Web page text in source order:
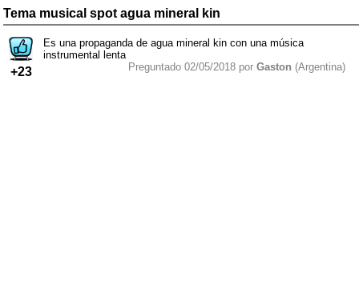
Tema musical spot agua mineral kin
+23
Es una propaganda de agua mineral kin con una música
instrumental lenta
Preguntado 02/05/2018 por Gaston (Argentina)